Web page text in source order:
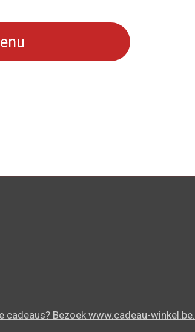
cadeaus? Bezoek www.cadeau-winkel.be.